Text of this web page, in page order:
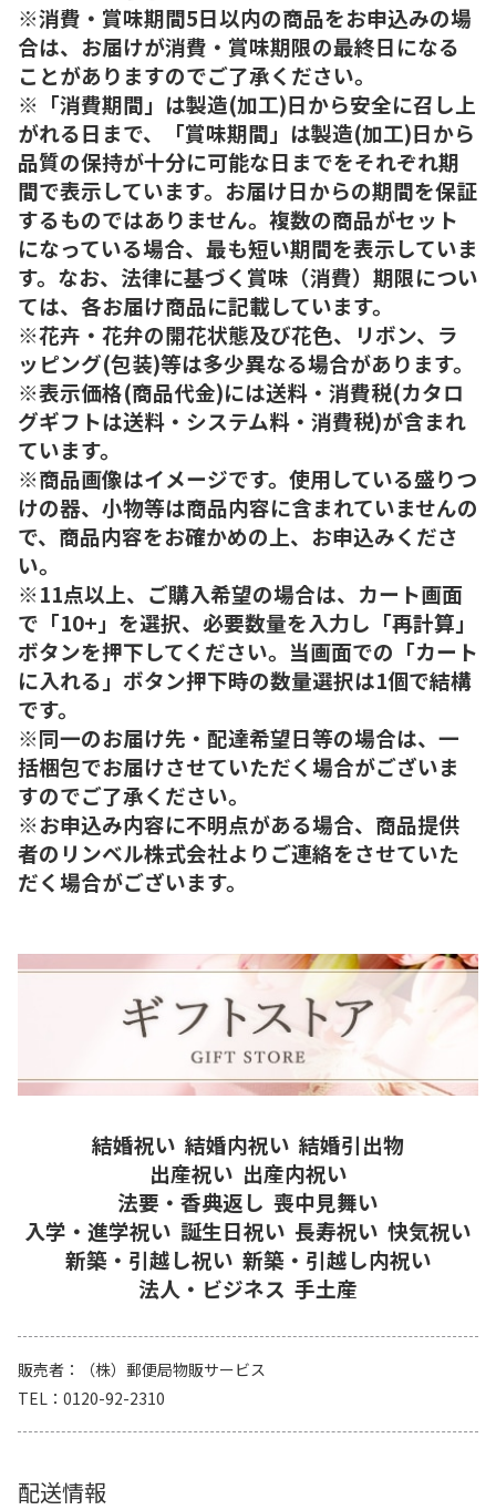
※消費・賞味期間5日以内の商品をお申込みの場
合は、お届けが消費・賞味期限の最終日になる
ことがありますのでご了承ください。
※「消費期間」は製造(加工)日から安全に召し上
がれる日まで、「賞味期間」は製造(加工)日から
品質の保持が十分に可能な日までをそれぞれ期
間で表示しています。お届け日からの期間を保証
するものではありません。複数の商品がセット
になっている場合、最も短い期間を表示していま
す。なお、法律に基づく賞味（消費）期限につい
ては、各お届け商品に記載しています。
※花卉・花弁の開花状態及び花色、リボン、ラ
ッピング(包装)等は多少異なる場合があります。
※表示価格(商品代金)には送料・消費税(カタロ
グギフトは送料・システム料・消費税)が含まれ
ています。
※商品画像はイメージです。使用している盛りつ
けの器、小物等は商品内容に含まれていませんの
で、商品内容をお確かめの上、お申込みくださ
い。
※11点以上、ご購入希望の場合は、カート画面
で「10+」を選択、必要数量を入力し「再計算」
ボタンを押下してください。当画面での「カート
に入れる」ボタン押下時の数量選択は1個で結構
です。
※同一のお届け先・配達希望日等の場合は、一
括梱包でお届けさせていただく場合がございま
すのでご了承ください。
※お申込み内容に不明点がある場合、商品提供
者のリンベル株式会社よりご連絡をさせていた
だく場合がございます。
結婚祝い 結婚内祝い 結婚引出物
出産祝い 出産内祝い
法要・香典返し 喪中見舞い
入学・進学祝い 誕生日祝い 長寿祝い 快気祝い
新築・引越し祝い 新築・引越し内祝い
法人・ビジネス 手土産
販売者
（株）郵便局物販サービス
TEL
0120-92-2310
配送情報